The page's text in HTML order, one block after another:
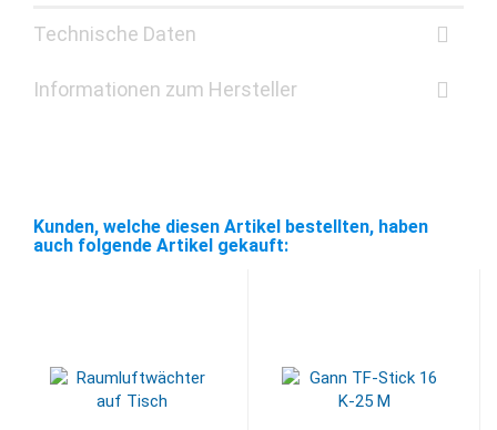
Technische Daten
Informationen zum Hersteller
Kunden, welche diesen Artikel bestellten, haben
auch folgende Artikel gekauft: